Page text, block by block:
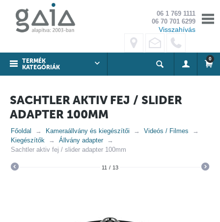
06 1 769 1111
06 70 701 6299
Visszahívás
TERMÉK
KATEGÓRIÁK
0
SACHTLER AKTIV FEJ / SLIDER
ADAPTER 100MM
Főoldal Kameraállvány és kiegészítői
Videós / Filmes
Kiegészítők
Állvány adapter
Sachtler aktiv fej / slider adapter 100mm
11 / 13